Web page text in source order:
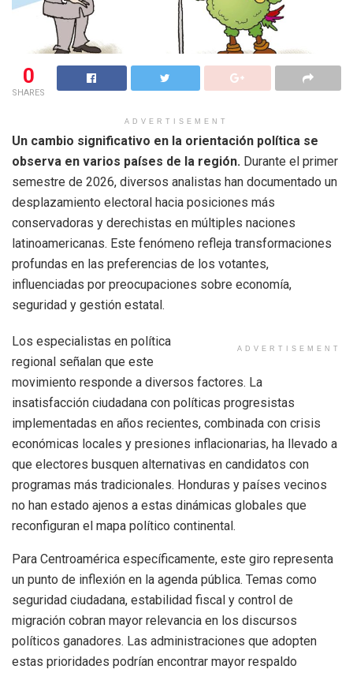
0
SHARES
ADVERTISEMENT
Un cambio significativo en la orientación política se
observa en varios países de la región. Durante el primer
semestre de 2026, diversos analistas han documentado un
desplazamiento electoral hacia posiciones más
conservadoras y derechistas en múltiples naciones
latinoamericanas. Este fenómeno refleja transformaciones
profundas en las preferencias de los votantes,
influenciadas por preocupaciones sobre economía,
seguridad y gestión estatal.
ADVERTISEMENT
Los especialistas en política
regional señalan que este
movimiento responde a diversos factores. La
insatisfacción ciudadana con políticas progresistas
implementadas en años recientes, combinada con crisis
económicas locales y presiones inflacionarias, ha llevado a
que electores busquen alternativas en candidatos con
programas más tradicionales. Honduras y países vecinos
no han estado ajenos a estas dinámicas globales que
reconfiguran el mapa político continental.
Para Centroamérica específicamente, este giro representa
un punto de inflexión en la agenda pública. Temas como
seguridad ciudadana, estabilidad fiscal y control de
migración cobran mayor relevancia en los discursos
políticos ganadores. Las administraciones que adopten
estas prioridades podrían encontrar mayor respaldo